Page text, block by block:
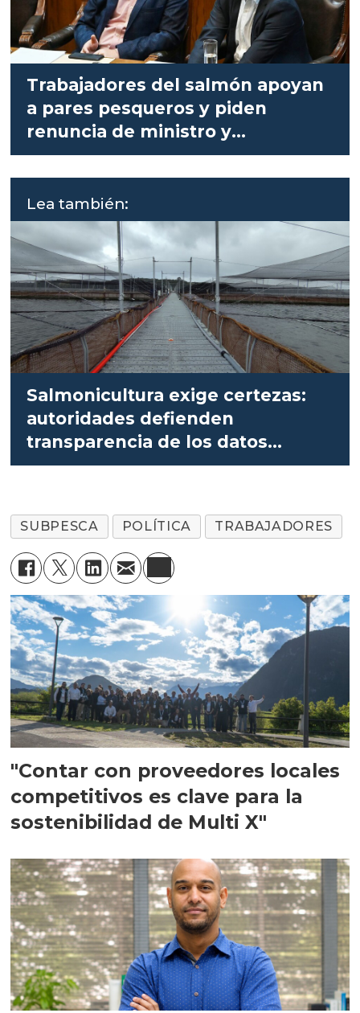
Trabajadores del salmón apoyan
a pares pesqueros y piden
renuncia de ministro y
subsecretario
Lea también:
Salmonicultura exige certezas:
autoridades defienden
transparencia de los datos
públicos
SUBPESCA POLÍTICA TRABAJADORES
"Contar con proveedores locales
competitivos es clave para la
sostenibilidad de Multi X"